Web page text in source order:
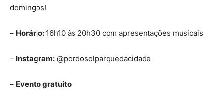
domingos!
– Horário: 16h10 às 20h30 com apresentações musicais
– Instagram: @pordosolparquedacidade
– Evento gratuito